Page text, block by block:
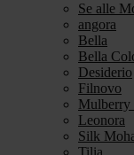
Se alle
angora
Bella
Bella
Desiderio
Filnovo
Mulberry
Leonora
Silk
Tilia